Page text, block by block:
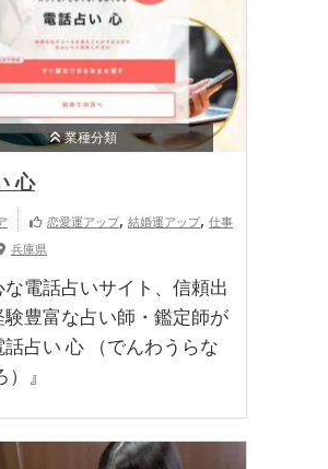
業種分類
心
恋愛運アップ, 結婚運アップ, 仕事
兵庫県
電話占いサイト、信頼出
豊富な占い師・鑑定師が
占い 心 （でんわうらな
』